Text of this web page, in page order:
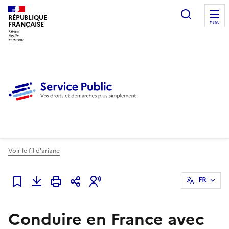
RÉPUBLIQUE
FRANÇAISE
Ouvrir
MENU
Voir le fil d'ariane
Ajouter à mes favoris
FR
Conduire en France avec